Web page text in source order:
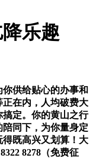
乐趣
供给贴心的办事和
在内，人均破费大
定。你的黄山之行
同下，为你量身定
既高兴又划算！大
8278（免费征